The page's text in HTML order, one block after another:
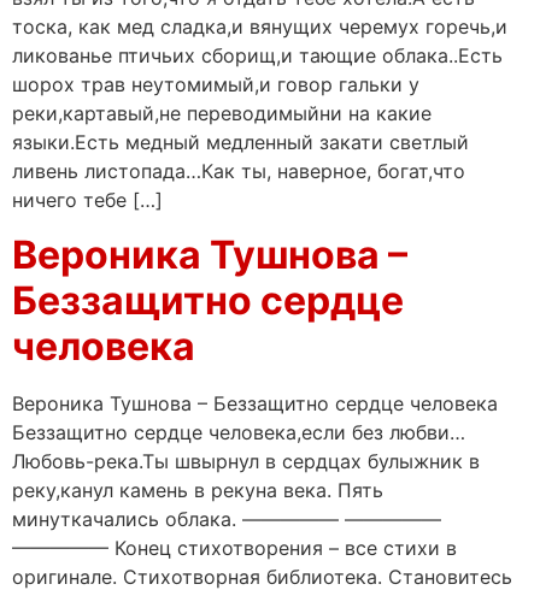
тоска, как мед сладка,и вянущих черемух горечь,и
ликованье птичьих сборищ,и тающие облака..Есть
шорох трав неутомимый,и говор гальки у
реки,картавый,не переводимыйни на какие
языки.Есть медный медленный закати светлый
ливень листопада…Как ты, наверное, богат,что
ничего тебе […]
Вероника Тушнова –
Беззащитно сердце
человека
Вероника Тушнова – Беззащитно сердце человека
Беззащитно сердце человека,если без любви…
Любовь-река.Ты швырнул в сердцах булыжник в
реку,канул камень в рекуна века. Пять
минуткачались облака. ————— —————
————— Конец стихотворения – все стихи в
оригинале. Стихотворная библиотека. Становитесь